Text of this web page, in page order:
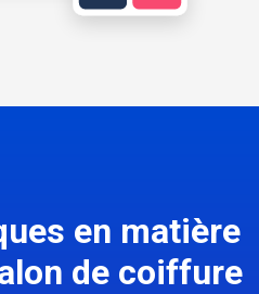
en matière
de coiffure